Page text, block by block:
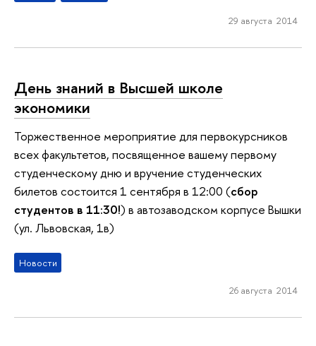
29 августа 2014
День знаний в Высшей школе
экономики
Торжественное мероприятие для первокурсников
всех факультетов, посвященное вашему первому
студенческому дню и вручение студенческих
билетов состоится 1 сентября в 12:00 (сбор
студентов в 11:30!) в автозаводском корпусе Вышки
(ул. Львовская, 1в)
Новости
26 августа 2014